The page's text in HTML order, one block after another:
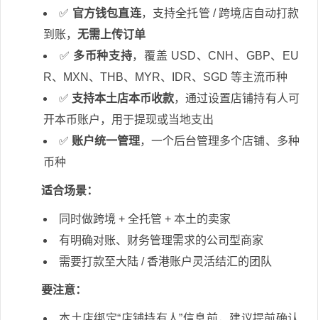
✅ 官方钱包直连，支持全托管 / 跨境店自动打款
到账， 无需上传订单
✅ 多币种支持，覆盖 USD、CNH、GBP、EU
R、MXN、THB、MYR、IDR、SGD 等主流币种
✅ 支持本土店本币收款，通过设置店铺持有人可
开本币账户，用于提现或当地支出
✅ 账户统一管理，一个后台管理多个店铺、多种
币种
适合场景：
同时做跨境 + 全托管 + 本土的卖家
有明确对账、财务管理需求的公司型商家
需要打款至大陆 / 香港账户灵活结汇的团队
要注意：